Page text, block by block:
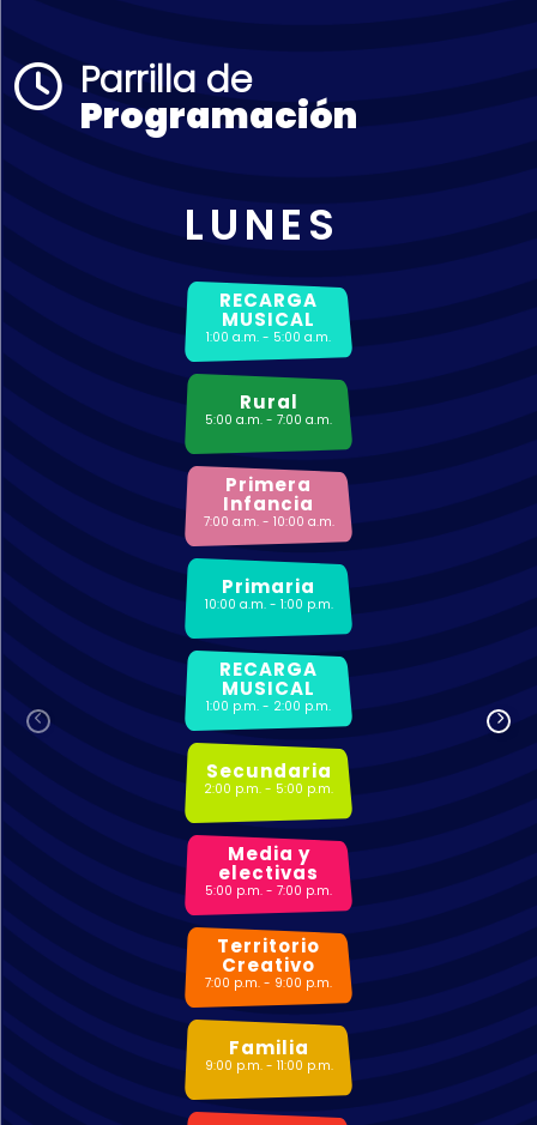
Parrilla de
Programación
LUNES
RECARGA
MUSICAL
1:00 a.m. - 5:00 a.m.
Rural
5:00 a.m. - 7:00 a.m.
Primera
Infancia
7:00 a.m. - 10:00 a.m.
Primaria
10:00 a.m. - 1:00 p.m.
RECARGA
MUSICAL
1:00 p.m. - 2:00 p.m.
Secundaria
2:00 p.m. - 5:00 p.m.
Media y
electivas
5:00 p.m. - 7:00 p.m.
Territorio
Creativo
7:00 p.m. - 9:00 p.m.
Familia
9:00 p.m. - 11:00 p.m.